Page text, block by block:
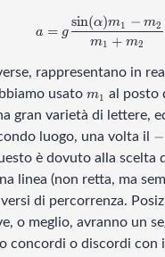
a = g
m1 + m2
sin(α)m1 − m2
rappresentano in
usato m_1
m1 al posto
gran varietà di lettere,
luogo, una volta il -−
è dovuto alla scelta
linea (non retta, ma
di percorrenza.
o meglio, avranno un
concordi o discordi